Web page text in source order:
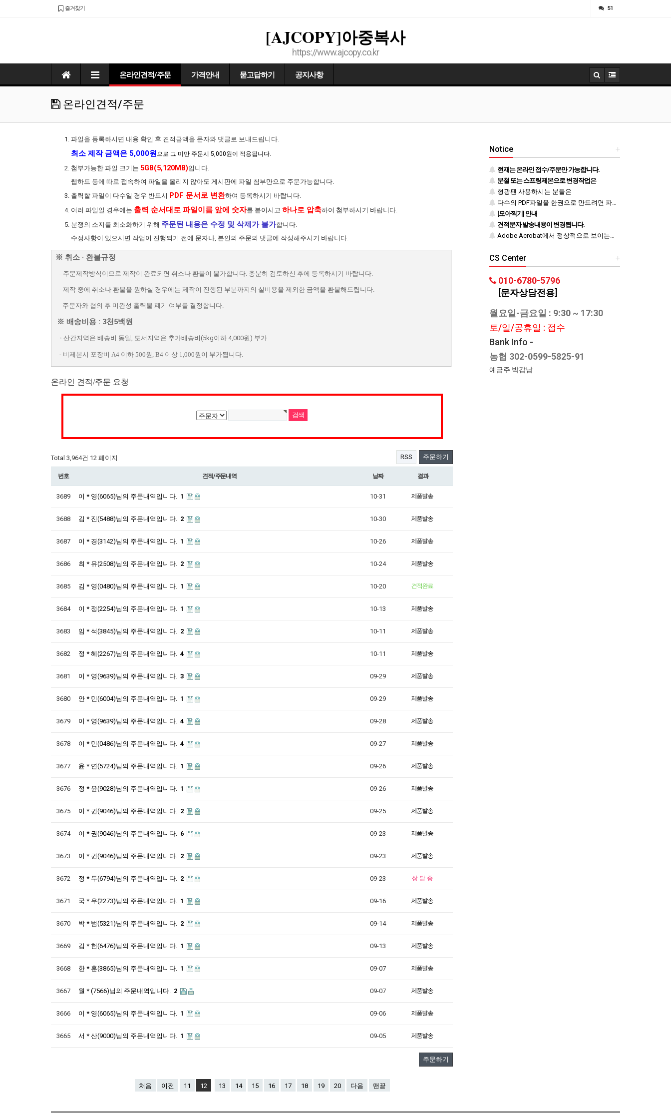
즐겨찾기 51
[AJCOPY]아중복사
https://www.ajcopy.co.kr
온라인견적/주문 가격안내 묻고답하기 공지사항
온라인견적/주문
파일을 등록하시면 내용 확인 후 견적금액을 문자와 댓글로 보내드립니다.
최소 제작 금액은 5,000원 으로 그 미만 주문시 5,000원이 적용됩니다.
첨부가능한 파일 크기는 5GB(5,120MB)입니다.
웹하드 등에 따로 접속하여 파일을 올리지 않아도 게시판에 파일 첨부만으로 주문가능합니다.
출력할 파일이 다수일 경우 반드시 PDF 문서로 변환하여 등록하시기 바랍니다.
여러 파일일 경우에는 출력 순서대로 파일이름 앞에 숫자를 붙이시고 하나로 압축하여 첨부하시기 바랍니다.
분쟁의 소지를 최소화하기 위해 주문된 내용은 수정 및 삭제가 불가합니다.
수정사항이 있으시면 작업이 진행되기 전에 문자나, 본인의 주문의 댓글에 작성해주시기 바랍니다.
※ 취소 · 환불규정
- 주문제작방식이므로 제작이 완료되면 취소나 환불이 불가합니다. 충분히 검토하신 후에 등록하시기 바랍니다.
- 제작 중에 취소나 환불을 원하실 경우에는 제작이 진행된 부분까지의 실비용을 제외한 금액을 환불해드립니다.
주문자와 협의 후 미완성 출력물 폐기 여부를 결정합니다.
※ 배송비용 : 3천5백원
- 산간지역은 배송비 동일, 도서지역은 추가배송비(5kg이하 4,000원) 부가
- 비제본시 포장비 A4 이하 500원, B4 이상 1,000원이 부가됩니다.
온라인 견적/주문 요청
Total 3,964건 12 페이지 RSS 주문하기
번호 견적/주문내역 날짜 결과
3689 이 * 영(6065)님의 주문내역입니다. 1 10-31
3688 김 * 진(5488)님의 주문내역입니다. 2 10-30
3687 이 * 경(3142)님의 주문내역입니다. 1 10-26
3686 최 * 유(2508)님의 주문내역입니다. 2 10-24
3685 김 * 영(0480)님의 주문내역입니다. 1 10-20
3684 이 * 정(2254)님의 주문내역입니다. 1 10-13
3683 임 * 석(3845)님의 주문내역입니다. 2 10-11
3682 정 * 혜(2267)님의 주문내역입니다. 4 10-11
3681 이 * 영(9639)님의 주문내역입니다. 3 09-29
3680 안 * 민(6004)님의 주문내역입니다. 1 09-29
3679 이 * 영(9639)님의 주문내역입니다. 4 09-28
3678 이 * 민(0486)님의 주문내역입니다. 4 09-27
3677 윤 * 연(5724)님의 주문내역입니다. 1 09-26
3676 정 * 윤(9028)님의 주문내역입니다. 1 09-26
3675 이 * 권(9046)님의 주문내역입니다. 2 09-25
3674 이 * 권(9046)님의 주문내역입니다. 6 09-23
3673 이 * 권(9046)님의 주문내역입니다. 2 09-23
3672 정 * 두(6794)님의 주문내역입니다. 2 09-23
3671 국 * 우(2273)님의 주문내역입니다. 1 09-16
3670 박 * 범(5321)님의 주문내역입니다. 2 09-14
3669 김 * 헌(6476)님의 주문내역입니다. 1 09-13
3668 한 * 훈(3865)님의 주문내역입니다. 1 09-07
3667 월 * (7566)님의 주문내역입니다. 2 09-07
3666 이 * 영(6065)님의 주문내역입니다. 1 09-06
3665 서 * 산(9000)님의 주문내역입니다. 1 09-05
주문하기
처음 이전 11 12 13 14 15 16 17 18 19 20 다음 맨끝
+
Notice
현재는 온라인 접수/주문만 가능합니다.
분철 또는 스프링제본으로 변경작업은
형광펜 사용하시는 분들은
다수의 PDF파일을 한권으로 만드려면 파일을 하나로 병합 후 등록하시기 바랍니다.
[모아찍기] 안내
견적문자 발송내용이 변경됩니다.
Adobe Acrobat에서 정상적으로 보이는지 반드시 확인하시기 바랍니다.
+
CS Center
010-6780-5796
[문자상담전용]
월요일-금요일 : 9:30 ~ 17:30
토/일/공휴일 : 접수
Bank Info -
농협 302-0599-5825-91
예금주 박갑남